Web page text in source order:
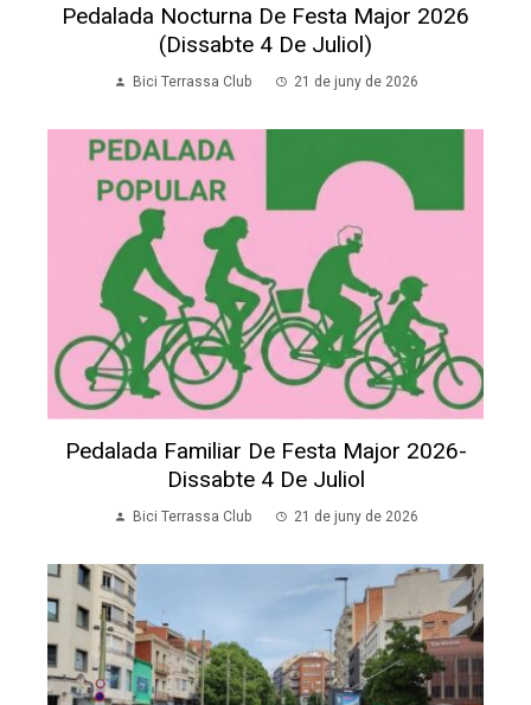
Pedalada Nocturna De Festa Major 2026
(dissabte 4 De Juliol)
Bici Terrassa Club 21 de juny de 2026
Pedalada Familiar De Festa Major 2026-
Dissabte 4 De Juliol
Bici Terrassa Club 21 de juny de 2026